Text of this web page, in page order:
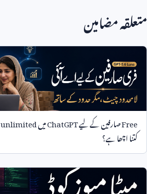
متعلقہ مضامین
Freeصارفین کے لیےChatGPTمیںunlimited
کتنا اچھا ہے؟